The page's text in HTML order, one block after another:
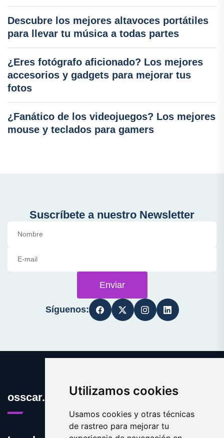
Utilizamos cookies
Usamos cookies y otras técnicas
de rastreo para mejorar tu
Descubre los mejores altavoces portátiles
para llevar tu música a todas partes
¿Eres fotógrafo aficionado? Los mejores
accesorios y gadgets para mejorar tus
fotos
¿Fanático de los videojuegos? Los mejores
mouse y teclados para gamers
Suscríbete a nuestro Newsletter
Enviar
Síguenos:
osscar.com